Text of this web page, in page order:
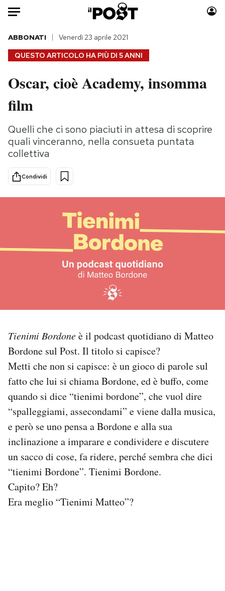
Auto
HOME
Italia
Politica
Tecnologia
Internet
Scienza
Cultura
Economia
Moda
Storie/Idee
Ok Boomer!
I MIEI PREFERITI
CALENDARIO
AREA PERSONALE
Area Personale
Newsletter
Notifiche mobile
Regala il Post
Hai bisogno di aiuto?
Esci
QUESTO ARTICOLO HA PIÙ DI 5 ANNI
ABBONATI Venerdì 23 aprile 2021
Oscar, cioè Academy, insomma
film
Quelli che ci sono piaciuti in attesa di scoprire
quali vinceranno, nella consueta puntata
collettiva
Condividi
Tienimi Bordoneè il podcast quotidiano di Matteo
Bordone sul Post. Il titolo si capisce?
Metti che non si capisce: è un gioco di parole sul
fatto che lui si chiama Bordone, ed è buffo, come
quando si dice “tienimi bordone”, che vuol dire
“spalleggiami, assecondami” e viene dalla musica,
e però se uno pensa a Bordone e alla sua
inclinazione a imparare e condividere e discutere
un sacco di cose, fa ridere, perché sembra che dici
“tienimi Bordone”. Tienimi Bordone.
Capito? Eh?
Era meglio “Tienimi Matteo”?